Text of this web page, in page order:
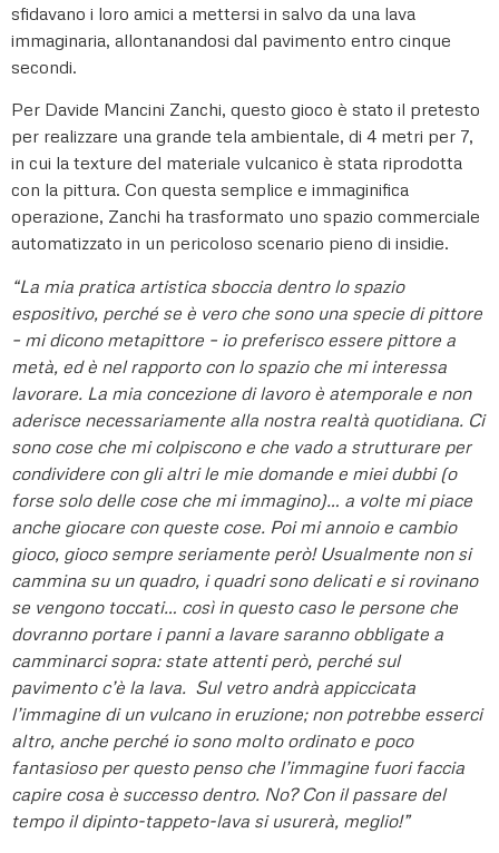
sfidavano i loro amici a mettersi in salvo da una lava
immaginaria, allontanandosi dal pavimento entro cinque
secondi.
Per Davide Mancini Zanchi, questo gioco è stato il pretesto
per realizzare una grande tela ambientale, di 4 metri per 7,
in cui la texture del materiale vulcanico è stata riprodotta
con la pittura. Con questa semplice e immaginifica
operazione, Zanchi ha trasformato uno spazio commerciale
automatizzato in un pericoloso scenario pieno di insidie.
“La mia pratica artistica sboccia dentro lo spazio
espositivo, perché se è vero che sono una specie di pittore
– mi dicono metapittore – io preferisco essere pittore a
metà, ed è nel rapporto con lo spazio che mi interessa
lavorare. La mia concezione di lavoro è atemporale e non
aderisce necessariamente alla nostra realtà quotidiana. Ci
sono cose che mi colpiscono e che vado a strutturare per
condividere con gli altri le mie domande e miei dubbi (o
forse solo delle cose che mi immagino)… a volte mi piace
anche giocare con queste cose. Poi mi annoio e cambio
gioco, gioco sempre seriamente però! Usualmente non si
cammina su un quadro, i quadri sono delicati e si rovinano
se vengono toccati… così in questo caso le persone che
dovranno portare i panni a lavare saranno obbligate a
camminarci sopra: state attenti però, perché sul
pavimento c’è la lava. Sul vetro andrà appiccicata
l’immagine di un vulcano in eruzione; non potrebbe esserci
altro, anche perché io sono molto ordinato e poco
fantasioso per questo penso che l’immagine fuori faccia
capire cosa è successo dentro. No? Con il passare del
tempo il dipinto-tappeto-lava si usurerà, meglio!”